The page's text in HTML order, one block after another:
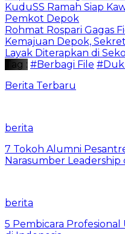
KuduSS Ramah Siap
Pemkot Depok
Rohmat Rospari Gagas
Kemajuan Depok,
Layak Diterapkan di
Tag : #Berbagi File
Berita Terbaru
berita
7 Tokoh Alumni
Narasumber Leadership
berita
5 Pembicara